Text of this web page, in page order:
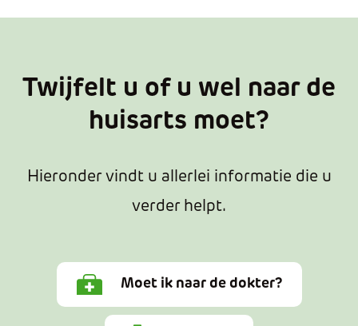
Twijfelt u of u wel naar de
huisarts moet?
Hieronder vindt u allerlei informatie die u
verder helpt.
Moet ik naar de dokter?